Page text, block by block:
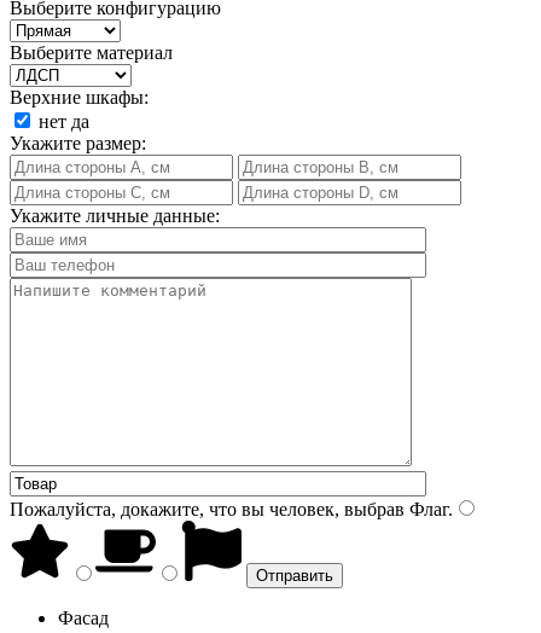
Выберите конфигурацию
Выберите материал
Верхние шкафы:
нет да
Укажите размер:
Укажите личные данные:
Пожалуйста, докажите, что вы человек, выбрав Флаг.
Фасад